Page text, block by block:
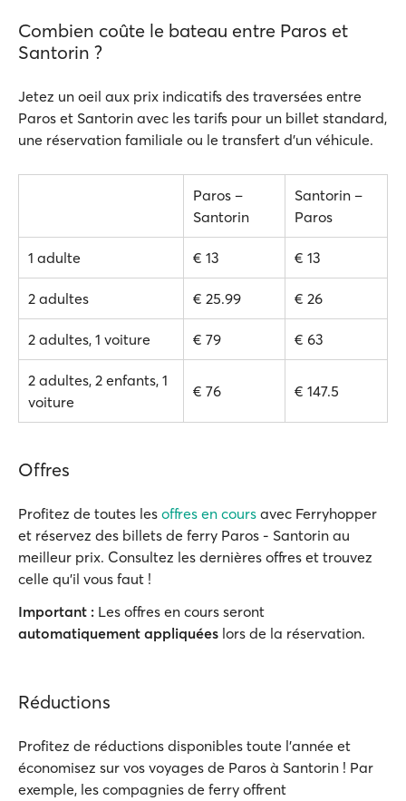
Combien coûte le bateau entre Paros et
Santorin ?
Jetez un oeil aux prix indicatifs des traversées entre
Paros et Santorin avec les tarifs pour un billet standard,
une réservation familiale ou le transfert d'un véhicule.
Paros –
Santorin
Santorin –
Paros
1 adulte € 13 € 13
2 adultes € 25.99 € 26
2 adultes, 1 voiture € 79 € 63
2 adultes, 2 enfants, 1
voiture
€ 76 € 147.5
Offres
Profitez de toutes les offres en cours avec Ferryhopper
et réservez des billets de ferry Paros - Santorin au
meilleur prix. Consultez les dernières offres et trouvez
celle qu'il vous faut !
Important : Les offres en cours seront
automatiquement appliquées lors de la réservation.
Réductions
Profitez de réductions disponibles toute l’année et
économisez sur vos voyages de Paros à Santorin ! Par
exemple, les compagnies de ferry offrent